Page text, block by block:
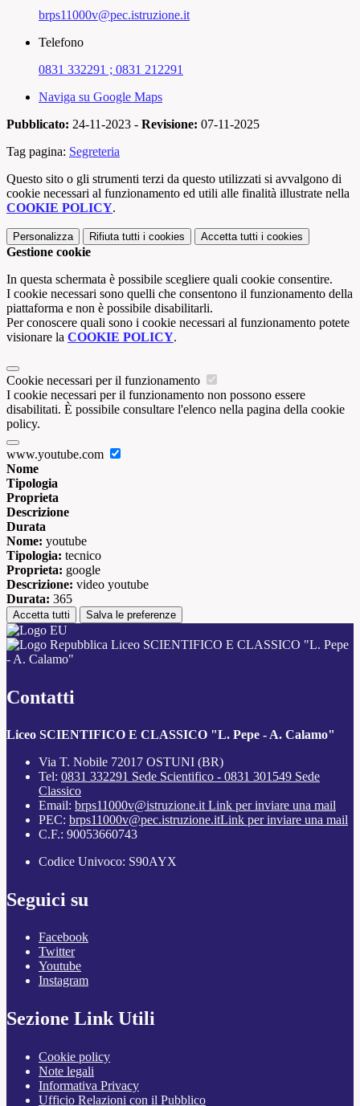
brps11000v@pec.istruzione.it
Telefono
0831 332291 ; 0831 212291
Naviga su Google Maps
Pubblicato: 24-11-2023 - Revisione: 07-11-2025
Tag pagina: Segreteria
Questo sito o gli strumenti terzi da questo utilizzati si avvalgono di
cookie necessari al funzionamento ed utili alle finalità illustrate nella
COOKIE POLICY.
Personalizza Rifiuta tutti i cookies Accetta tutti i cookies
Gestione cookie
In questa schermata è possibile scegliere quali cookie consentire.
I cookie necessari sono quelli che consentono il funzionamento della
piattaforma e non è possibile disabilitarli.
Per conoscere quali sono i cookie necessari al funzionamento potete
visionare la COOKIE POLICY.
Cookie necessari per il funzionamento
I cookie necessari per il funzionamento non possono essere
disabilitati. È possibile consultare l'elenco nella pagina della cookie
policy.
www.youtube.com
Nome
Tipologia
Proprieta
Descrizione
Durata
Nome: youtube
Tipologia: tecnico
Proprieta: google
Descrizione: video youtube
Durata: 365
Accetta tutti Salva le preferenze
Liceo SCIENTIFICO E CLASSICO "L. Pepe
- A. Calamo"
Contatti
Liceo SCIENTIFICO E CLASSICO "L. Pepe - A. Calamo"
Via T. Nobile 72017 OSTUNI (BR)
Tel: 0831 332291 Sede Scientifico - 0831 301549 Sede
Classico
Email: brps11000v@istruzione.it Link per inviare una mail
PEC: brps11000v@pec.istruzione.itLink per inviare una mail
C.F.: 90053660743
Codice Univoco: S90AYX
Seguici su
Facebook
Twitter
Youtube
Instagram
Sezione Link Utili
Cookie policy
Note legali
Informativa Privacy
Ufficio Relazioni con il Pubblico